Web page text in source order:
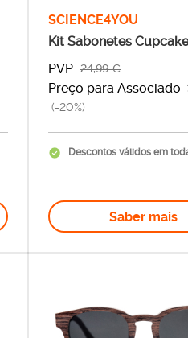
SCIENCE4YOU
Kit Sabonetes
PVP 24,99 €
Preço para Associado
(-20%)
Descontos válidos em
Saber mais